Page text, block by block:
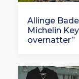
Allinge
Michelin
overnatter”